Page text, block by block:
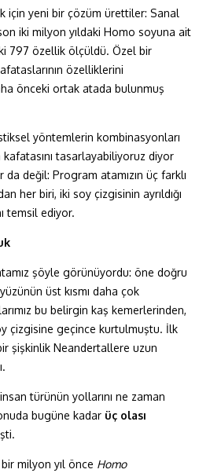
için yeni bir çözüm ürettiler: Sanal
iki milyon yıldaki Homo soyuna ait
797 özellik ölçüldü. Özel bir
özelliklerini
önceki ortak atada bulunmuş
yöntemlerin kombinasyonları
tasarlayabiliyoruz diyor
değil: Program atamızın üç farklı
her biri, iki soy çizgisinin ayrıldığı
temsil ediyor.
şöyle görünüyordu: öne doğru
üst kısmı daha çok
bu belirgin kaş kemerlerinden,
çizgisine geçince kurtulmuştu. İlk
şişkinlik Neandertallere uzun
türünün yollarını ne zaman
bugüne kadar üç olası
milyon yıl önce Homo